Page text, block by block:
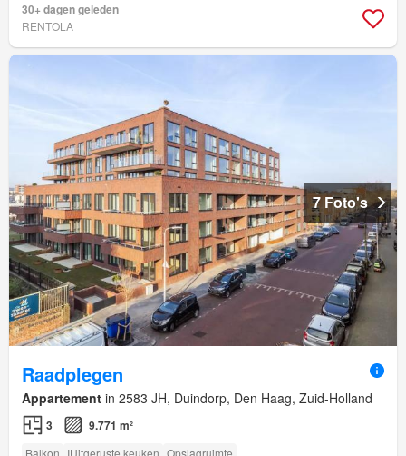
30+ dagen geleden
RENTOLA
7 Foto's
Raadplegen
Appartement in 2583 JH, Duindorp, Den Haag, Zuid-Holland
3 9.771 m²